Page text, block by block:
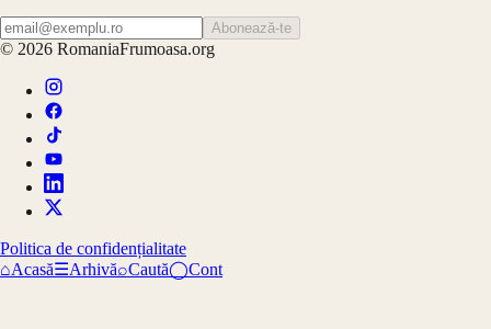
Abonează-te
© 2026 RomaniaFrumoasa.org
Politica de confidențialitate
⌂Acasă☰Arhivă⌕Caută◯Cont